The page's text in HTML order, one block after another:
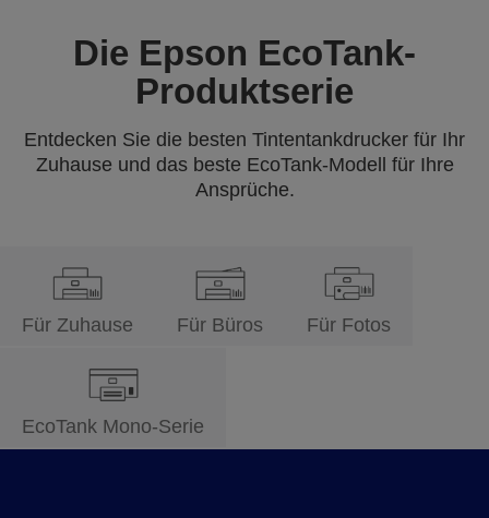
Die Epson EcoTank-
Produktserie
Entdecken Sie die besten Tintentankdrucker für Ihr
Zuhause und das beste EcoTank-Modell für Ihre
Ansprüche.
Für Zuhause Für Büros Für Fotos
EcoTank Mono-Serie